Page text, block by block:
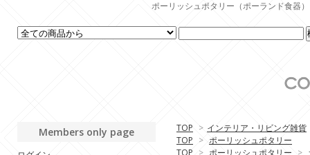
ポーリッシュポタリー（ポーランド食器
TOP > インテリア・リビング雑貨
TOP > ポーリッシュポタリー
TOP > ポーリッシュポタリー >
Members only page